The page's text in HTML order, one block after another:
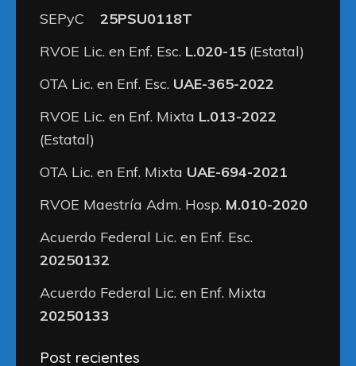
SEPyC 25PSU0118T
RVOE Lic. en Enf. Esc. L.020-15 (Estatal)
OTA Lic. en Enf. Esc. UAE-365-2022
RVOE Lic. en Enf. Mixta L.013-2022
(Estatal)
OTA Lic. en Enf. Mixta UAE-694-2021
RVOE Maestría Adm. Hosp. M.010-2020
Acuerdo Federal Lic. en Enf. Esc.
20250132
Acuerdo Federal Lic. en Enf. Mixta
20250133
Post recientes